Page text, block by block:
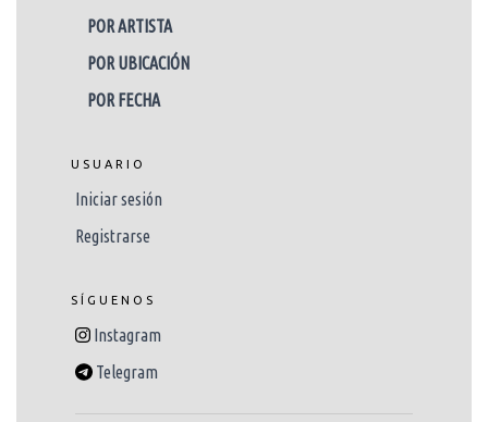
POR ARTISTA
POR UBICACIÓN
POR FECHA
USUARIO
Iniciar sesión
Registrarse
SÍGUENOS
Instagram
Telegram